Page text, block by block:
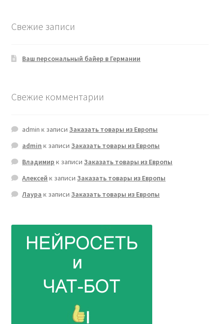
Свежие записи
Ваш персональный байер в Германии
Свежие комментарии
admin к записиЗаказать товары из Европы
admin к записиЗаказать товары из Европы
Владимир к записиЗаказать товары из Европы
Алексей к записиЗаказать товары из Европы
Лаура к записиЗаказать товары из Европы